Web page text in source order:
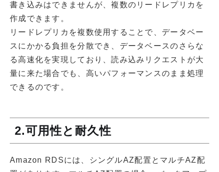
書き込みはできませんが、複数のリードレプリカを
作成できます。
リードレプリカを複数使用することで、データベー
スにかかる負担を分散でき、データベースのさらな
る高速化を実現しており、読み込みリクエストが大
量に来た場合でも、高いパフォーマンスのまま処理
できるのです。
2.可用性と耐久性
Amazon RDSには、シングルAZ配置とマルチAZ配